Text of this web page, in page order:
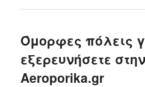
Όμορφες πόλεις
εξερευνήσετε
Aeroporika.gr